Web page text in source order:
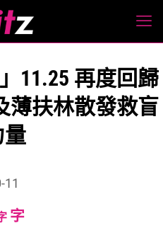
11.25 再度回歸
薄扶林散發救盲
量
11
Reset
字Increase